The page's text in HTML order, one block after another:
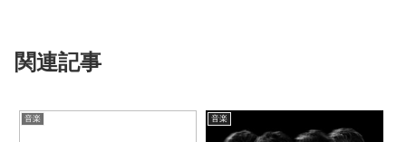
関連記事
音楽 音楽